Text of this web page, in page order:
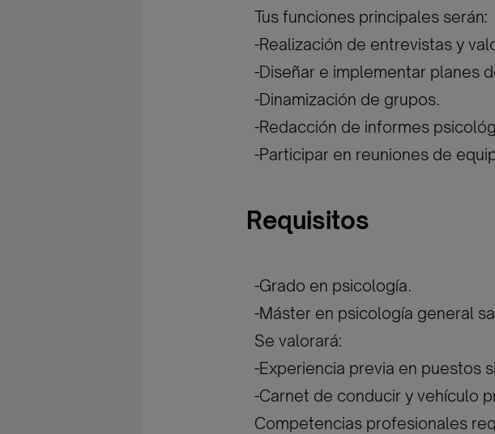
Tus funciones principales serán:
-Realización de entrevistas y
-Diseñar e implementar planes
-Dinamización de grupos.
-Redacción de informes
-Participar en reuniones de
Requisitos
-Grado en psicología.
-Máster en psicología general
Se valorará:
-Experiencia previa en puestos
-Carnet de conducir y vehículo
Competencias profesionales